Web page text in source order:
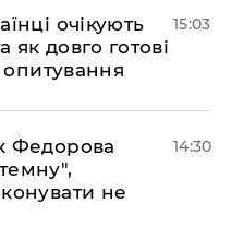
очікують
довго готові
опитування
15:03
Федорова
не
14:30